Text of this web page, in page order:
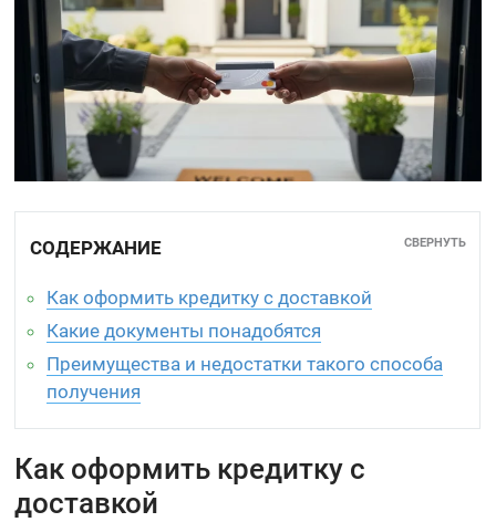
СОДЕРЖАНИЕ СВЕРНУТЬ
Как оформить кредитку с доставкой
Какие документы понадобятся
Преимущества и недостатки такого способа
получения
Как оформить кредитку с
доставкой